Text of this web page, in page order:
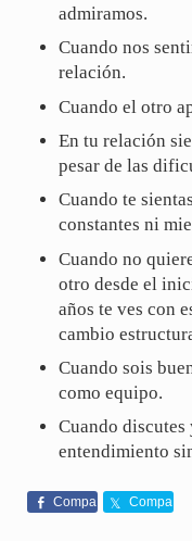
admiramos.
Cuando nos
relación.
Cuando el otro
En tu relación
pesar de las
Cuando te
constantes ni
Cuando no
otro desde el
años te ves con
cambio
Cuando sois
como equipo.
Cuando
entendimiento
Compa
Compa